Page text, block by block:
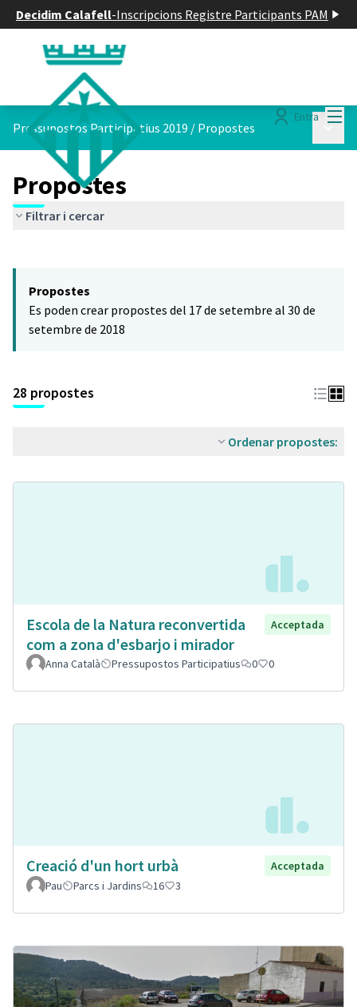
Decidim Calafell-Inscripcions Registre Participants PAM
Entra
Pressupostos Participatius 2019 / Propostes
Propostes
Filtrar i cercar
−
Propostes
Es poden crear propostes del 17 de setembre al 30 de
setembre de 2018
28 propostes
Ordenar propostes:
Escola de la Natura reconvertida
com a zona d'esbarjo i mirador
Acceptada
Anna Català Pressupostos Participatius 0 0
Creació d'un hort urbà
Acceptada
Pau
Parcs i Jardins 16 3